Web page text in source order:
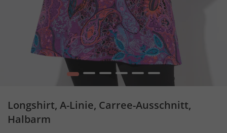
1 2 3 4 5 6
Longshirt, A-Linie, Carree-Ausschnitt,
Halbarm